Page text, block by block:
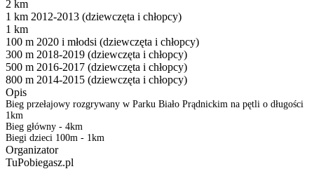
2 km
1 km 2012-2013 (dziewczęta i chłopcy)
1 km
100 m 2020 i młodsi (dziewczęta i chłopcy)
300 m 2018-2019 (dziewczęta i chłopcy)
500 m 2016-2017 (dziewczęta i chłopcy)
800 m 2014-2015 (dziewczęta i chłopcy)
Opis
Bieg przełajowy rozgrywany w Parku Biało Prądnickim na pętli o długości
1km
Bieg główny - 4km
Biegi dzieci 100m - 1km
Organizator
TuPobiegasz.pl